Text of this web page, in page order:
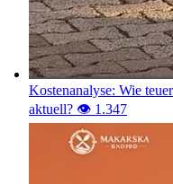
Kostenanalyse: Wie
aktuell? 👁️ 1.347